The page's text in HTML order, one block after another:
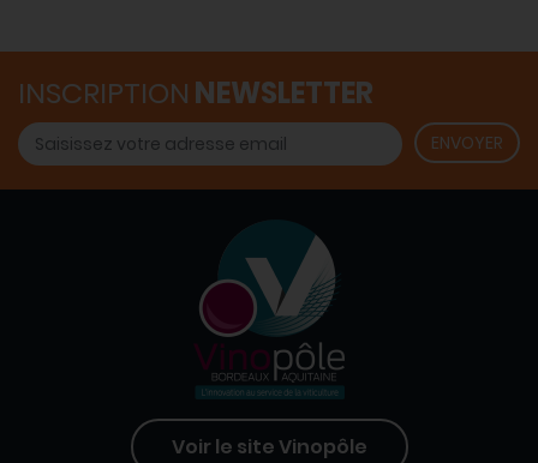
INSCRIPTION NEWSLETTER
Voir le site Vinopôle